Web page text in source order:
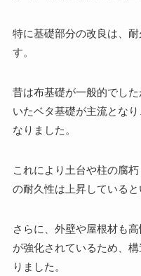
特に基礎部分の改良は、
す。
昔は布基礎が一般的でし
いたベタ基礎が主流とな
なりました。
これにより土台や柱の腐
の耐久性は上昇していると
さらに、外壁や屋根材も
が強化されているため、
りました。